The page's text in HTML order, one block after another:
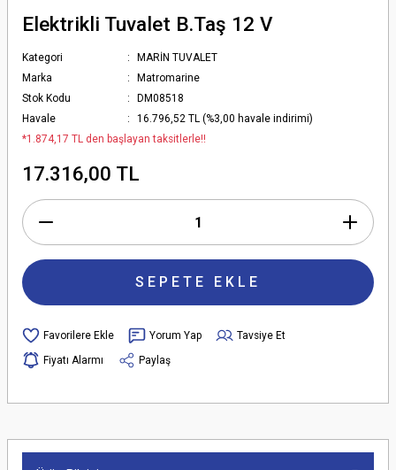
Elektrikli Tuvalet B.Taş 12 V
Kategori
MARİN TUVALET
Marka
Matromarine
Stok Kodu
DM08518
Havale
16.796,52 TL (%3,00 havale indirimi)
*1.874,17 TL den başlayan taksitlerle!!
17.316,00 TL
SEPETE EKLE
Yorum Yap
Tavsiye Et
Fiyatı Alarmı
Paylaş